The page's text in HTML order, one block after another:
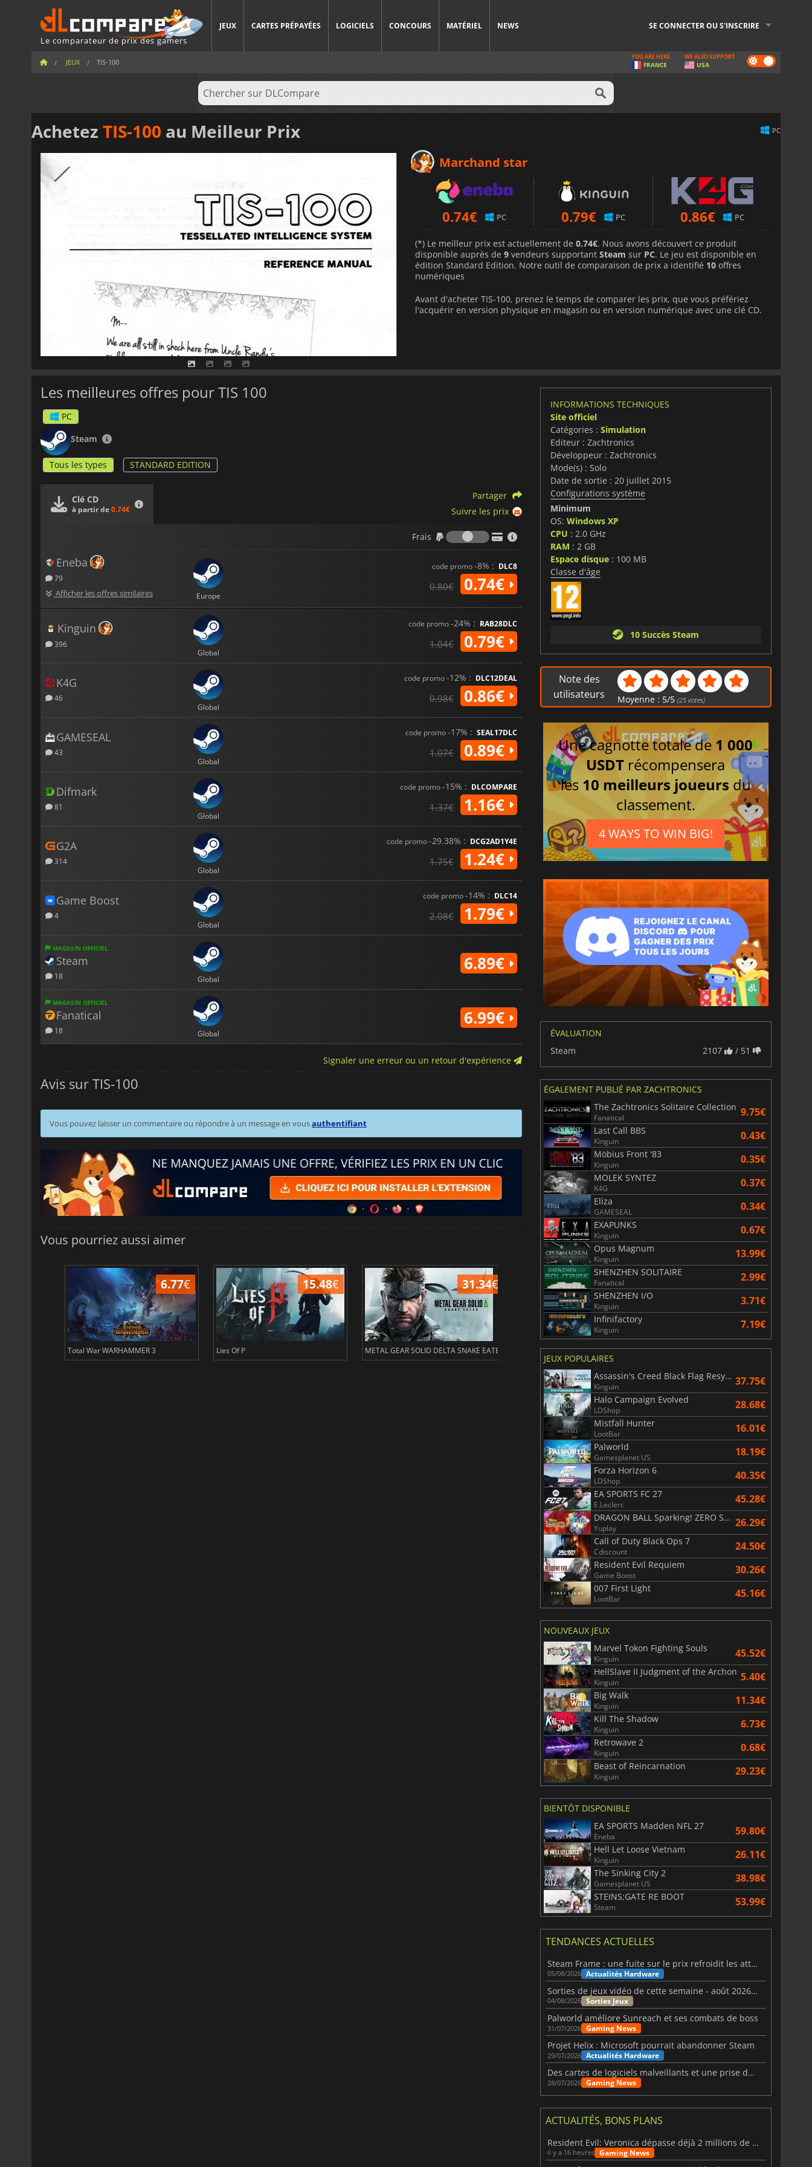
Le comparateur de prix des gamers
JEUX CARTES PRÉPAYÉES LOGICIELS CONCOURS MATÉRIEL NEWS SE CONNECTER OU S'INSCRIRE
JEUX TIS-100 Dark
mode
YOU ARE HERE
FRANCE
WE ALSO SUPPORT
USA
Achetez TIS-100 au Meilleur Prix PC
Marchand star
0.74€ PC 0.79€ PC 0.86€ PC
(*) Le meilleur prix est actuellement de 0.74€. Nous avons découvert ce produit
disponible auprès de 9 vendeurs supportant Steam sur PC. Le jeu est disponible en
édition Standard Edition. Notre outil de comparaison de prix a identifié 10 offres
numériques
Avant d'acheter TIS-100, prenez le temps de comparer les prix, que vous préfériez
l'acquérir en version physique en magasin ou en version numérique avec une clé CD.
Les meilleures offres pour TIS 100
PC
Steam
Tous les types STANDARD EDITION
Clé CD
à partir de0.74€
Partager
Suivre les prix
Frais
Frais
Eneba
79
Afficher les offres similaires Europe
code promo-8% : DLC8
0.80€ 0.74€
Kinguin
396
Global
code promo-24% : RAB28DLC
1.04€ 0.79€
K4G
46
Global
code promo-12% : DLC12DEAL
0.98€ 0.86€
GAMESEAL
43
Global
code promo-17% : SEAL17DLC
1.07€ 0.89€
Difmark
81
Global
code promo-15% : DLCOMPARE
1.37€ 1.16€
G2A
314
Global
code promo-29.38% : DCG2AD1Y4E
1.75€ 1.24€
Game Boost
4
Global
code promo-14% : DLC14
2.08€ 1.79€
MAGASIN OFFICIEL
Steam
18 Global
6.89€
MAGASIN OFFICIEL
Fanatical
18 Global
6.99€
Signaler une erreur ou un retour d'expérience
Avis sur TIS-100
Vous pouvez laisser un commentaire ou répondre à un message en vousauthentifiant
Vous pourriez aussi aimer
6.77€
Total War WARHAMMER 3
15.48€
Lies Of P
31.34€
METAL GEAR SOLID DELTA SNAKE EATER
18.94
Civilization 7 Borderlands 4
INFORMATIONS TECHNIQUES
Site officiel
Catégories : Simulation
Editeur : Zachtronics
Développeur : Zachtronics
Mode(s) : Solo
Date de sortie : 20 juillet 2015
Configurations système
Minimum
OS: Windows XP
CPU : 2.0 GHz
RAM : 2 GB
Espace disque: 100 MB
Classe d'âge
10 Succès Steam
Note des
utilisateurs
Moyenne : 5/5 (25 votes)
Une cagnotte totale de 1 000
USDT récompensera
les 10 meilleurs joueurs du
classement.
4 WAYS TO WIN BIG!
ÉVALUATION
Steam
2107 / 51
ÉGALEMENT PUBLIÉ PAR ZACHTRONICS
The Zachtronics Solitaire Collection
Fanatical 9.75€
Last Call BBS
Kinguin 0.43€
Möbius Front '83
Kinguin 0.35€
MOLEK SYNTEZ
K4G 0.37€
Eliza
GAMESEAL 0.34€
EXAPUNKS
Kinguin 0.67€
Opus Magnum
Kinguin 13.99€
SHENZHEN SOLITAIRE
Fanatical 2.99€
SHENZHEN I/O
Kinguin 3.71€
Infinifactory
Kinguin 7.19€
JEUX POPULAIRES
Assassin's Creed Black Flag Resynced
Kinguin 37.75€
Halo Campaign Evolved
LDShop 28.68€
Mistfall Hunter
LootBar 16.01€
Palworld
Gamesplanet US 18.19€
Forza Horizon 6
LDShop 40.35€
EA SPORTS FC 27
E.Leclerc 45.28€
DRAGON BALL Sparking! ZERO Super Limit Breaking NEO
Yuplay 26.29€
Call of Duty Black Ops 7
Cdiscount 24.50€
Resident Evil Requiem
Game Boost 30.26€
007 First Light
LootBar 45.16€
NOUVEAUX JEUX
Marvel Tokon Fighting Souls
Kinguin 45.52€
HellSlave II Judgment of the Archon
Kinguin 5.40€
Big Walk
Kinguin 11.34€
Kill The Shadow
Kinguin 6.73€
Retrowave 2
Kinguin 0.68€
Beast of Reincarnation
Kinguin 29.23€
BIENTÔT DISPONIBLE
EA SPORTS Madden NFL 27
Eneba 59.80€
Hell Let Loose Vietnam
Kinguin 26.11€
The Sinking City 2
Gamesplanet US 38.98€
STEINS;GATE RE BOOT
Steam 53.99€
TENDANCES ACTUELLES
Steam Frame : une fuite sur le prix refroidit les attentes VR
05/08/2026 Actualités Hardware
Sorties de jeux vidéo de cette semaine - août 2026 (semaine 32)
04/08/2026 Sorties Jeux
Palworld améliore Sunreach et ses combats de boss
31/07/2026 Gaming News
Projet Helix : Microsoft pourrait abandonner Steam
29/07/2026 Actualités Hardware
Des cartes de logiciels malveillants et une prise de contrôle de Discord ont touché Meccha Chameleon
28/07/2026 Gaming News
ACTUALITÉS, BONS PLANS
Resident Evil: Veronica dépasse déjà 2 millions de wishlists
il y a 16 heures Gaming News